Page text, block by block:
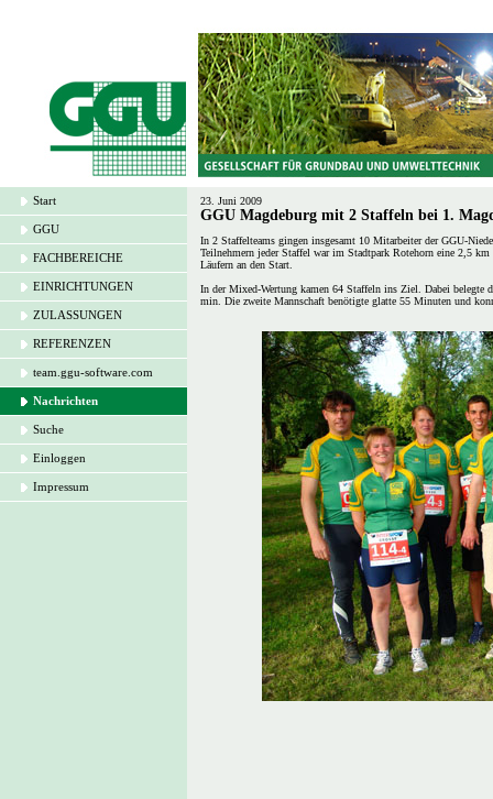
Start
GGU
FACHBEREICHE
EINRICHTUNGEN
ZULASSUNGEN
REFERENZEN
team.ggu-software.com
Nachrichten
Suche
Einloggen
Impressum
23. Juni 2009
GGU Magdeburg mit 2 Staffeln bei 1.
In 2 Staffelteams gingen insgesamt 10 Mitarbeiter der GGU-
Teilnehmern jeder Staffel war im Stadtpark Rotehorn eine 2,5
Läufern an den Start.
In der Mixed-Wertung kamen 64 Staffeln ins Ziel. Dabei belegte
min. Die zweite Mannschaft benötigte glatte 55 Minuten und